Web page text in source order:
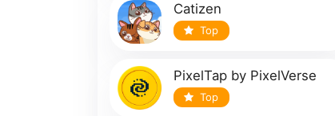
Catizen
Top
PixelTap by PixelVerse
Top